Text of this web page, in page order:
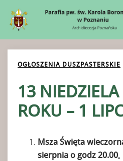
treści
OGŁOSZENIA DUSZPASTERSKIE
13
ROKU – 1
Msza Święta
sierpnia o godz 20.00.